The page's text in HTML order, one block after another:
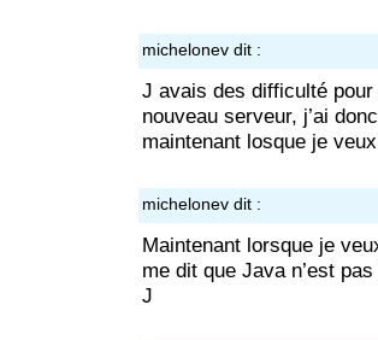
michelonev dit :
J avais des difficulté
nouveau serveur, j’ai
maintenant losque je
michelonev dit :
Maintenant lorsque je
me dit que Java n’est
J